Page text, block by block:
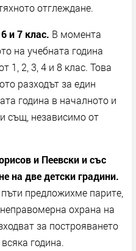
отглеждане.
и 7 клас. В момента
на учебната година
1, 2, 3, 4 и 8 клас. Това
разходът за един
година в началното и
същ, независимо от
и Пеевски и със
на две детски градини.
предложихме парите,
охрана на
за построяването
година.